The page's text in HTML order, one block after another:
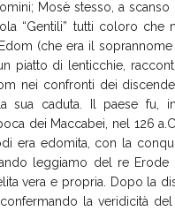
Mosè stesso, a
“Gentili” tutti coloro che
(che era il
piatto di lenticchie,
nei confronti dei
sua caduta. Il paese fu,
dei Maccabei, nel 126
era edomita, con la
leggiamo del re
vera e propria. Dopo la
la veridicità